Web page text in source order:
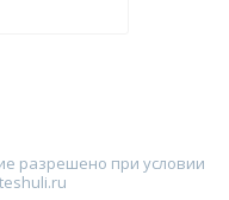
разрешено при условии